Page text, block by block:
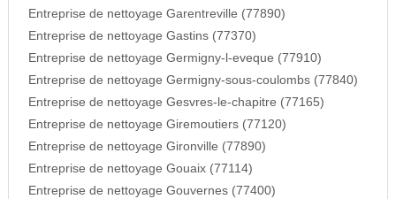
Entreprise de nettoyage Garentreville (77890)
Entreprise de nettoyage Gastins (77370)
Entreprise de nettoyage Germigny-l-eveque (77910)
Entreprise de nettoyage Germigny-sous-coulombs (77840)
Entreprise de nettoyage Gesvres-le-chapitre (77165)
Entreprise de nettoyage Giremoutiers (77120)
Entreprise de nettoyage Gironville (77890)
Entreprise de nettoyage Gouaix (77114)
Entreprise de nettoyage Gouvernes (77400)